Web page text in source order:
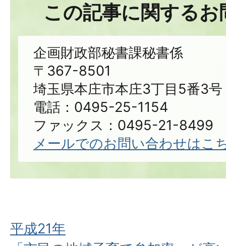
この記事に関する
企画財政部秘書課秘書係
〒367-8501
埼玉県本庄市本庄3丁目5番3号
電話：0495-25-1154
ファックス：0495-21-8499
メールでのお問い合わせはこ
平成21年